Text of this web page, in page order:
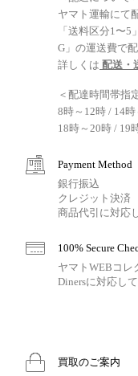
ヤマト運輸にて
「送料区分1〜
G」の運送費で
詳しくは 配送・
＜配達時間帯指
8時～12時 / 14
18時～20時 / 19
Payment Method
銀行振込
クレジット決済
商品代引に対応
100% Secure
ヤマトWEBコレ
Dinersに対応して
買取のご案内